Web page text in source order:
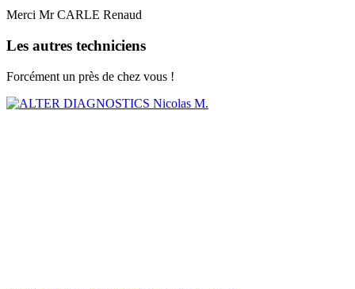
Merci Mr CARLE Renaud
Les autres techniciens
Forcément un près de chez vous !
Nicolas M.